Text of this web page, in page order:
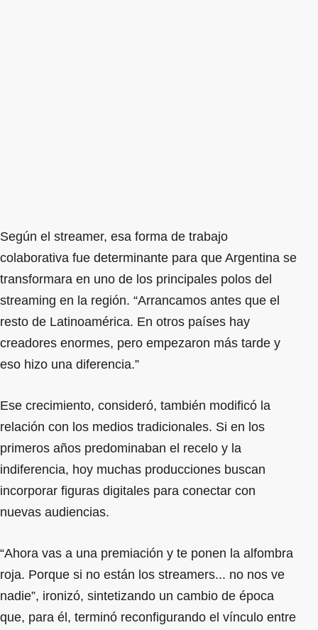
Según el streamer, esa forma de trabajo
colaborativa fue determinante para que Argentina se
transformara en uno de los principales polos del
streaming en la región. “Arrancamos antes que el
resto de Latinoamérica. En otros países hay
creadores enormes, pero empezaron más tarde y
eso hizo una diferencia.”
Ese crecimiento, consideró, también modificó la
relación con los medios tradicionales. Si en los
primeros años predominaban el recelo y la
indiferencia, hoy muchas producciones buscan
incorporar figuras digitales para conectar con
nuevas audiencias.
“Ahora vas a una premiación y te ponen la alfombra
roja. Porque si no están los streamers... no nos ve
nadie”, ironizó, sintetizando un cambio de época
que, para él, terminó reconfigurando el vínculo entre